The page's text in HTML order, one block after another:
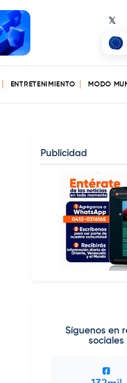
𝕏
ENTRETENIMIENTO MODO
Publicidad
Síguenos en
sociales